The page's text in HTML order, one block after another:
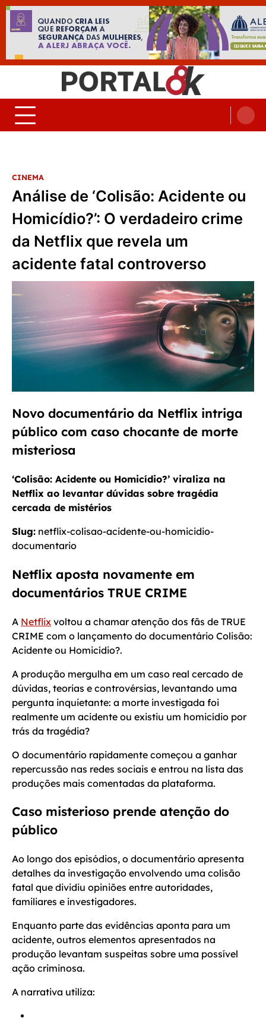
content
Portal 8K – Seu portal de
CINEMA
Análise de ‘Colisão: Acidente ou
Homicídio?’: O verdadeiro crime
da Netflix que revela um
acidente fatal controverso
Novo documentário da Netflix intriga
público com caso chocante de morte
misteriosa
‘Colisão: Acidente ou Homicídio?’ viraliza na
Netflix ao levantar dúvidas sobre tragédia
cercada de mistérios
Slug: netflix-colisao-acidente-ou-homicidio-
documentario
Netflix aposta novamente em
documentários TRUE CRIME
A Netflix voltou a chamar atenção dos fãs de TRUE
CRIME com o lançamento do documentário Colisão:
Acidente ou Homicídio?.
A produção mergulha em um caso real cercado de
dúvidas, teorias e controvérsias, levantando uma
pergunta inquietante: a morte investigada foi
realmente um acidente ou existiu um homicídio por
trás da tragédia?
O documentário rapidamente começou a ganhar
repercussão nas redes sociais e entrou na lista das
produções mais comentadas da plataforma.
Caso misterioso prende atenção do
público
Ao longo dos episódios, o documentário apresenta
detalhes da investigação envolvendo uma colisão
fatal que dividiu opiniões entre autoridades,
familiares e investigadores.
Enquanto parte das evidências aponta para um
acidente, outros elementos apresentados na
produção levantam suspeitas sobre uma possível
ação criminosa.
A narrativa utiliza: